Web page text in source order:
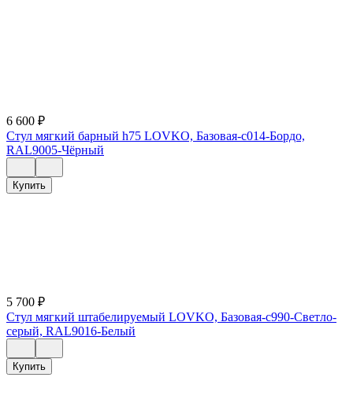
6 600 ₽
Стул мягкий барный h75 LOVKO, Базовая-c014-Бордо,
RAL9005-Чёрный
Купить
5 700 ₽
Стул мягкий штабелируемый LOVKO, Базовая-c990-Светло-
серый, RAL9016-Белый
Купить